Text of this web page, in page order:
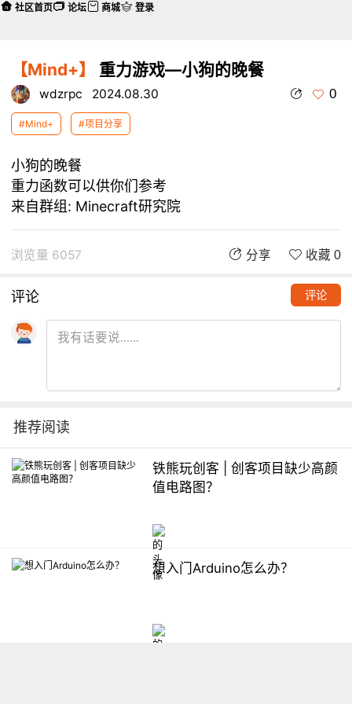
【Mind+】 重力游戏—小狗的晚餐
wdzrpc 2024.08.30 0
#Mind+ #项目分享
小狗的晚餐
重力函数可以供你们参考
来自群组: Minecraft研究院
浏览量 6057 分享 收藏 0
评论 评论
推荐阅读
铁熊玩创客 | 创客项目缺少高颜
值电路图？
想入门Arduino怎么办？
社区首页 论坛 商城 登录